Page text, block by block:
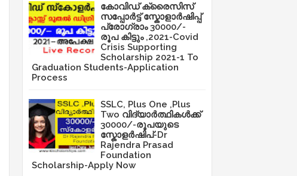
കോവിഡ് ക്രൈസിസ്
സപ്പോർട്ട് സ്കോളാർഷിപ്പ്
പ്രോഗ്രാം 30000/-
രൂപ കിട്ടും ,2021-Covid
Crisis Supporting
Scholarship 2021-1 To
Graduation Students-Application
Process
SSLC, Plus One ,Plus
Two വിദ്യാർത്ഥികൾക്ക്
30000/-രൂപയുടെ
സ്കോളർഷിപ്-Dr
Rajendra Prasad
Foundation
Scholarship-Apply Now